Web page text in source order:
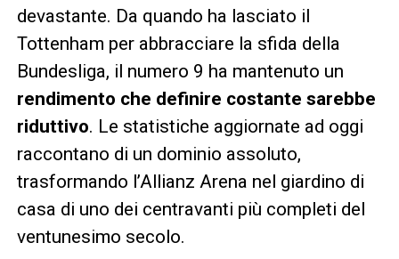
devastante. Da quando ha lasciato il
Tottenham per abbracciare la sfida della
Bundesliga, il numero 9 ha mantenuto un
rendimento che definire costante sarebbe
riduttivo. Le statistiche aggiornate ad oggi
raccontano di un dominio assoluto,
trasformando l’Allianz Arena nel giardino di
casa di uno dei centravanti più completi del
ventunesimo secolo.